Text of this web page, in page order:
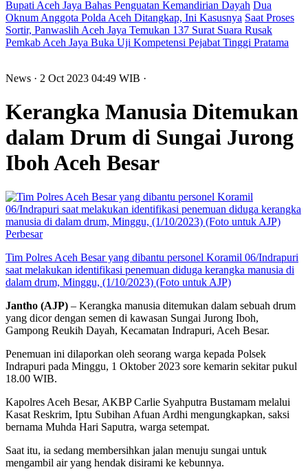
Bupati Aceh Jaya Bahas Penguatan Kemandirian Dayah Dua
Oknum Anggota Polda Aceh Ditangkap, Ini Kasusnya Saat Proses
Sortir, Panwaslih Aceh Jaya Temukan 137 Surat Suara Rusak
Pemkab Aceh Jaya Buka Uji Kompetensi Pejabat Tinggi Pratama
News · 2 Oct 2023 04:49 WIB ·
Kerangka Manusia Ditemukan
dalam Drum di Sungai Jurong
Iboh Aceh Besar
Perbesar
Tim Polres Aceh Besar yang dibantu personel Koramil 06/Indrapuri
saat melakukan identifikasi penemuan diduga kerangka manusia di
dalam drum, Minggu, (1/10/2023) (Foto untuk AJP)
Jantho (AJP) – Kerangka manusia ditemukan dalam sebuah drum
yang dicor dengan semen di kawasan Sungai Jurong Iboh,
Gampong Reukih Dayah, Kecamatan Indrapuri, Aceh Besar.
Penemuan ini dilaporkan oleh seorang warga kepada Polsek
Indrapuri pada Minggu, 1 Oktober 2023 sore kemarin sekitar pukul
18.00 WIB.
Kapolres Aceh Besar, AKBP Carlie Syahputra Bustamam melalui
Kasat Reskrim, Iptu Subihan Afuan Ardhi mengungkapkan, saksi
bernama Muhda Hari Saputra, warga setempat.
Saat itu, ia sedang membersihkan jalan menuju sungai untuk
mengambil air yang hendak disirami ke kebunnya.